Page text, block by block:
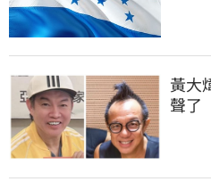
黃大
聲了